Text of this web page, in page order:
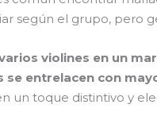
según el grupo, pero
violines en un
se entrelacen con
un toque distintivo y